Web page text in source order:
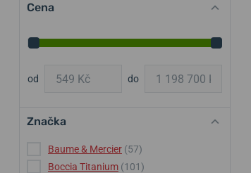
Cena
od do
Značka
Baume & Mercier (57)
Boccia Titanium (101)